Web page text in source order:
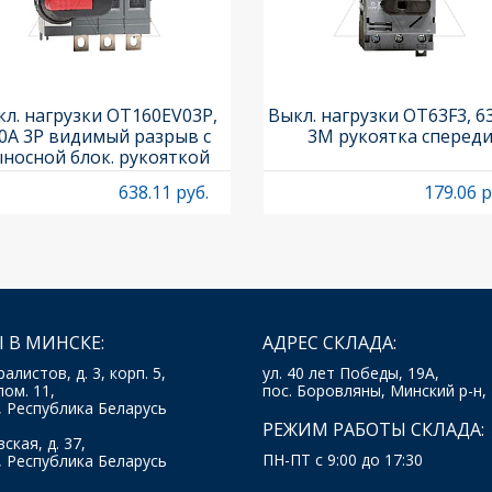
нагрузки OT160EV03P,
3P видимый разрыв с
блок. рукояткой
и осью OXP6X210
638.11 руб.
Выкл. нагрузки OT63F3,
3M рукоятка спереди
179.06
МИНСКЕ:
д. 3, корп. 5,
11,
Республика Беларусь
д. 37,
Республика Беларусь
АДРЕС СКЛАДА:
ул. 40 лет Победы, 19А,
пос. Боровляны, Минский р-н,
РЕЖИМ РАБОТЫ СКЛАДА:
ПН-ПТ с 9:00 до 17:30